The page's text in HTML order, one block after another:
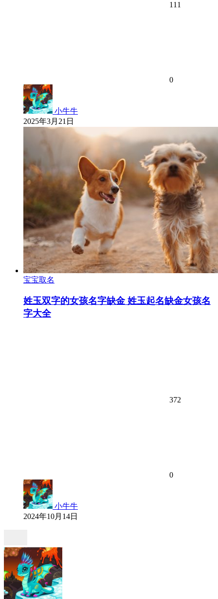
111
0
小牛牛
2025年3月21日
宝宝取名
姓玉双字的女孩名字缺金 姓玉起名缺金女孩名
字大全
372
0
小牛牛
2024年10月14日